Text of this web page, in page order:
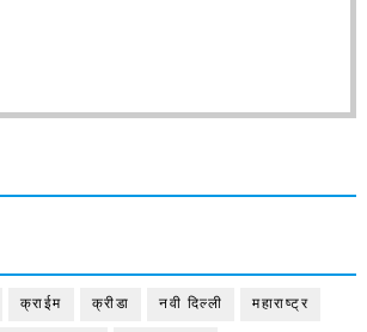
क्राईम क्रीडा नवी दिल्ली महाराष्ट्र